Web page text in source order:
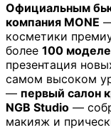
Официальным
компания MONE
косметики
более 100
презентация
самом высоком
— первый салон
NGB Studio —
макияж и